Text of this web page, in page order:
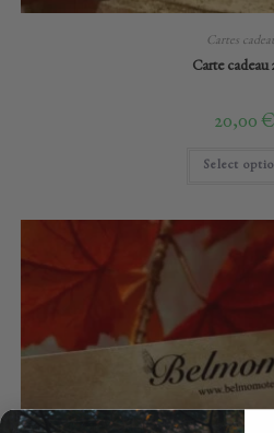
Cartes
Carte
20,00€
Select